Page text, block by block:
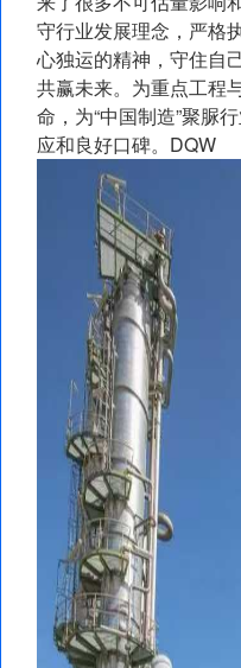
守行业发展理念，严格
心独运的精神，守住自
共赢未来。为重点工程
命，为“中国制造”聚脲
应和良好口碑。DQW